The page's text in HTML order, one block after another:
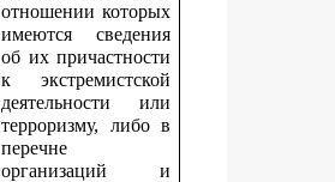
отношении которых
имеются сведения
об их причастности
к экстремистской
деятельности или
терроризму, либо в
перечне
организаций и